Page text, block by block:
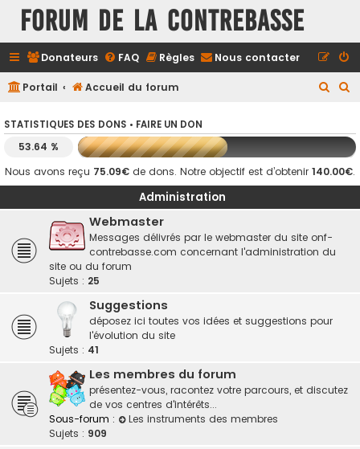
FORUM DE LA CONTREBASSE
Donateurs FAQ Règles Nous contacter
Portail Accueil du forum
h
e
c
e
c
e
STATISTIQUES DES DONS • FAIRE UN DON
53.64 %
Nous avons reçu 75.09€ de dons. Notre objectif est d’obtenir 140.00€.
Administration
Webmaster
Messages délivrés par le webmaster du site onf-
contrebasse.com concernant l'administration du
site ou du forum
Sujets : 25
Suggestions
déposez ici toutes vos idées et suggestions pour
l'évolution du site
Sujets : 41
Les membres du forum
présentez-vous, racontez votre parcours, et discutez
de vos centres d'intérêts...
Sous-forum :
Les instruments des membres
Sujets : 909